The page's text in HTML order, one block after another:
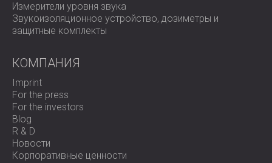
Измерители уровня звука
Звукоизоляционное устройство, дозиметры и
защитные комплекты
КОМПАНИЯ
Imprint
For the press
For the investors
Blog
R & D
Новости
Корпоративные ценности